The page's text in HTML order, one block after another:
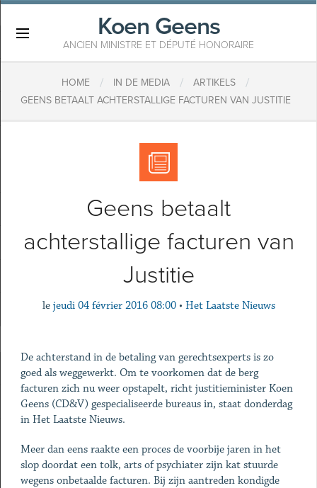
Koen Geens
ANCIEN MINISTRE ET DÉPUTÉ HONORAIRE
HOME / IN DE MEDIA / ARTIKELS /
GEENS BETAALT ACHTERSTALLIGE FACTUREN VAN JUSTITIE
Geens betaalt
achterstallige facturen van
Justitie
le jeudi 04 février 2016 08:00 • Het Laatste Nieuws
De achterstand in de betaling van gerechtsexperts is zo
goed als weggewerkt. Om te voorkomen dat de berg
facturen zich nu weer opstapelt, richt justitieminister Koen
Geens (CD&V) gespecialiseerde bureaus in, staat donderdag
in Het Laatste Nieuws.
Meer dan eens raakte een proces de voorbije jaren in het
slop doordat een tolk, arts of psychiater zijn kat stuurde
wegens onbetaalde facturen. Bij zijn aantreden kondigde